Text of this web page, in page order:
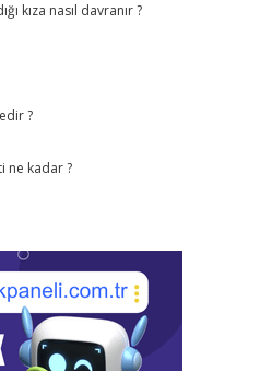
kıza nasıl davranır ?
?
ne kadar ?